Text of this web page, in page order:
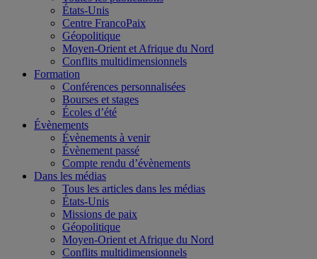
États-Unis
Centre FrancoPaix
Géopolitique
Moyen-Orient et Afrique du Nord
Conflits multidimensionnels
Formation
Conférences personnalisées
Bourses et stages
Écoles d’été
Évènements
Évènements à venir
Évènement passé
Compte rendu d’évènements
Dans les médias
Tous les articles dans les médias
États-Unis
Missions de paix
Géopolitique
Moyen-Orient et Afrique du Nord
Conflits multidimensionnels